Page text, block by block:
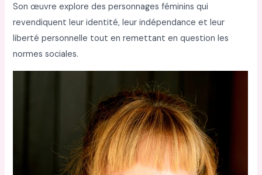
Son œuvre explore des personnages féminins qui
revendiquent leur identité, leur indépendance et leur
liberté personnelle tout en remettant en question les
normes sociales.